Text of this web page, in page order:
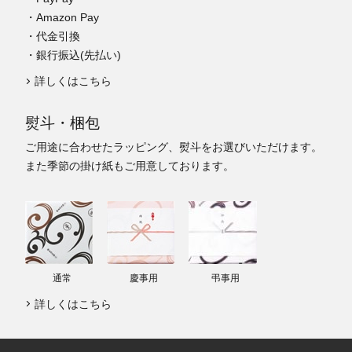
・Amazon Pay
・代金引換
・銀行振込(先払い)
詳しくはこちら
熨斗・梱包
ご用途に合わせたラッピング、熨斗をお選びいただけます。
また季節の掛け紙もご用意しております。
通常 慶事用 弔事用
詳しくはこちら